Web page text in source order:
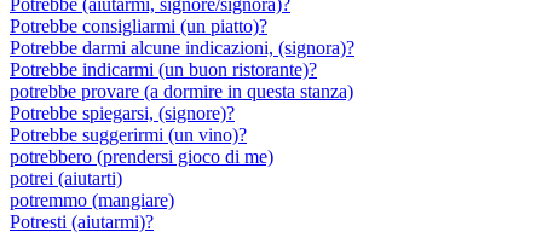
Potrebbe (aiutarmi, signore/signora)?
Potrebbe consigliarmi (un piatto)?
Potrebbe darmi alcune indicazioni, (signora)?
Potrebbe indicarmi (un buon ristorante)?
potrebbe provare (a dormire in questa stanza)
Potrebbe spiegarsi, (signore)?
Potrebbe suggerirmi (un vino)?
potrebbero (prendersi gioco di me)
potrei (aiutarti)
potremmo (mangiare)
Potresti (aiutarmi)?